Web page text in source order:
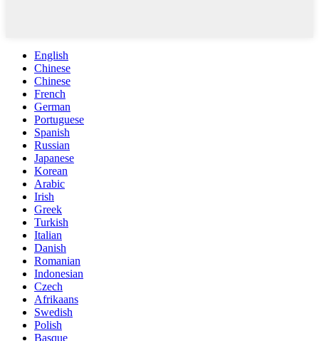
English
Chinese
Chinese
French
German
Portuguese
Spanish
Russian
Japanese
Korean
Arabic
Irish
Greek
Turkish
Italian
Danish
Romanian
Indonesian
Czech
Afrikaans
Swedish
Polish
Basque